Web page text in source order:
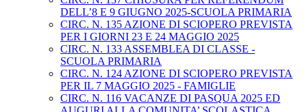
DELL’8 E 9 GIUGNO 2025-SCUOLA PRIMARIA
CIRC. N. 135 AZIONE DI SCIOPERO PREVISTA
PER I GIORNI 23 E 24 MAGGIO 2025
CIRC. N. 133 ASSEMBLEA DI CLASSE -
SCUOLA PRIMARIA
CIRC. N. 124 AZIONE DI SCIOPERO PREVISTA
PER IL 7 MAGGIO 2025 - FAMIGLIE
CIRC. N. 116 VACANZE DI PASQUA 2025 ED